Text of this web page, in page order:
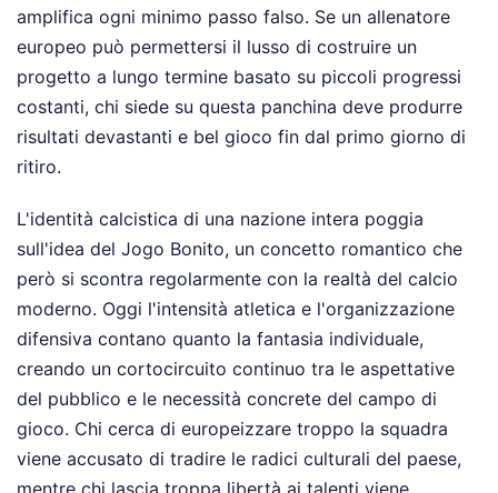
amplifica ogni minimo passo falso. Se un allenatore
europeo può permettersi il lusso di costruire un
progetto a lungo termine basato su piccoli progressi
costanti, chi siede su questa panchina deve produrre
risultati devastanti e bel gioco fin dal primo giorno di
ritiro.
L'identità calcistica di una nazione intera poggia
sull'idea del Jogo Bonito, un concetto romantico che
però si scontra regolarmente con la realtà del calcio
moderno. Oggi l'intensità atletica e l'organizzazione
difensiva contano quanto la fantasia individuale,
creando un cortocircuito continuo tra le aspettative
del pubblico e le necessità concrete del campo di
gioco. Chi cerca di europeizzare troppo la squadra
viene accusato di tradire le radici culturali del paese,